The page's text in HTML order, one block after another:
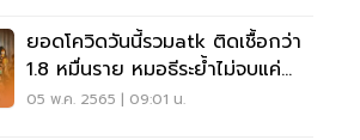
ยอดโควิดวันนี้รวมatk ติดเชื้อกว่า
1.8 หมื่นราย หมอธีระย้ำไม่จบแค่
หาย ตาย
05 พ.ค. 2565 | 09:01 น.